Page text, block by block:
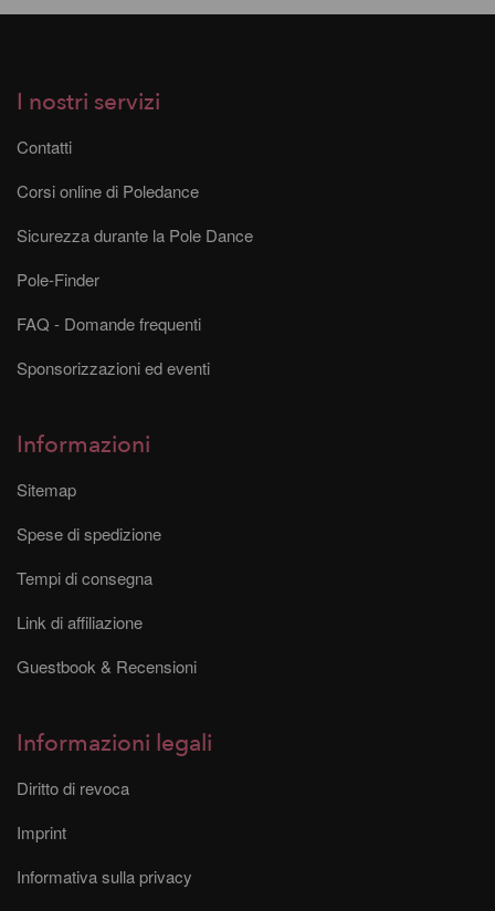
I nostri servizi
Contatti
Corsi online di Poledance
Sicurezza durante la Pole Dance
Pole-Finder
FAQ - Domande frequenti
Sponsorizzazioni ed eventi
Informazioni
Sitemap
Spese di spedizione
Tempi di consegna
Link di affiliazione
Guestbook & Recensioni
Informazioni legali
Diritto di revoca
Imprint
Informativa sulla privacy